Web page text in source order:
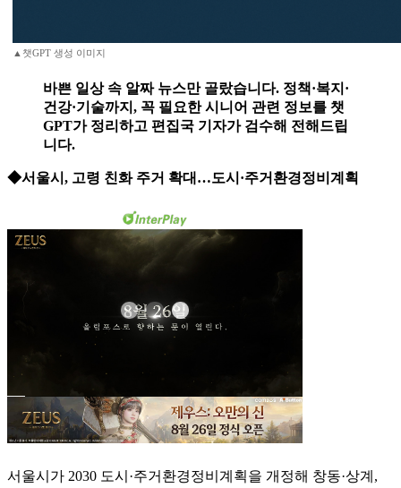
▲챗GPT 생성 이미지
바쁜 일상 속 알짜 뉴스만 골랐습니다. 정책·복지·
건강·기술까지, 꼭 필요한 시니어 관련 정보를 챗
GPT가 정리하고 편집국 기자가 검수해 전해드립
니다.
◆서울시, 고령 친화 주거 확대…도시·주거환경정비계획
서울시가 2030 도시·주거환경정비계획을 개정해 창동·상계,